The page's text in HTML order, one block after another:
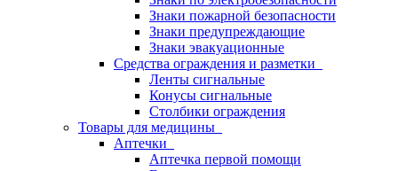
Знаки пожарной безопасности
Знаки предупреждающие
Знаки эвакуационные
Средства ограждения и разметки
Ленты сигнальные
Конусы сигнальные
Столбики ограждения
Товары для медицины
Аптечки
Аптечка первой помощи